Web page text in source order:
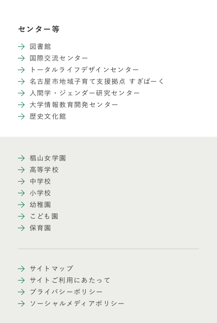
センター等
図書館
国際交流センター
トータルライフデザインセンター
名古屋市地域子育て支援拠点 すぎぱーく
人間学・ジェンダー研究センター
大学情報教育開発センター
歴史文化館
椙山女学園
高等学校
中学校
小学校
幼稚園
こども園
保育園
サイトマップ
サイトご利用にあたって
プライバシーポリシー
ソーシャルメディアポリシー